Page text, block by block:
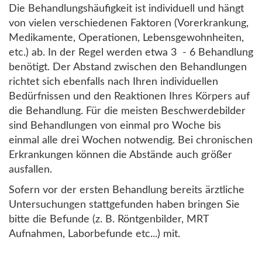
Die Behandlungshäufigkeit ist individuell und hängt
von vielen verschiedenen Faktoren (Vorerkrankung,
Medikamente, Operationen, Lebensgewohnheiten,
etc.) ab. In der Regel werden etwa 3 - 6 Behandlung
benötigt. Der Abstand zwischen den Behandlungen
richtet sich ebenfalls nach Ihren individuellen
Bedürfnissen und den Reaktionen Ihres Körpers auf
die Behandlung. Für die meisten Beschwerdebilder
sind Behandlungen von einmal pro Woche bis
einmal alle drei Wochen notwendig. Bei chronischen
Erkrankungen können die Abstände auch größer
ausfallen.
Sofern vor der ersten Behandlung bereits ärztliche
Untersuchungen stattgefunden haben bringen Sie
bitte die Befunde (z. B. Röntgenbilder, MRT
Aufnahmen, Laborbefunde etc...) mit.